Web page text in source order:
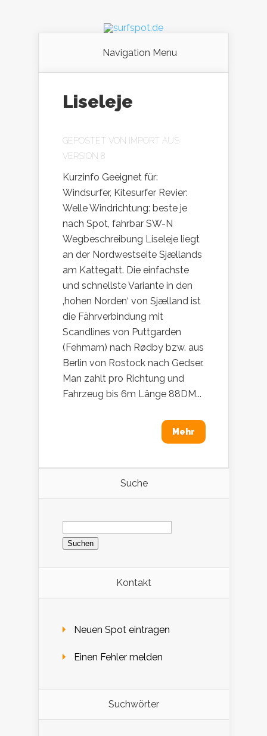
Navigation Menu
Liseleje
GEPOSTET VON
IMPORT AUS
VERSION 8
Kurzinfo Geeignet für:
Windsurfer, Kitesurfer Revier:
Welle Windrichtung: beste je
nach Spot, fahrbar SW-N
Wegbeschreibung Liseleje liegt
an der Nordwestseite Sjællands
am Kattegatt. Die einfachste
und schnellste Variante in den
‚hohen Norden‘ von Sjælland ist
die Fährverbindung mit
Scandlines von Puttgarden
(Fehmarn) nach Rødby bzw. aus
Berlin von Rostock nach Gedser.
Man zahlt pro Richtung und
Fahrzeug bis 6m Länge 88DM...
Mehr
Suche
Suchen
nach:
Kontakt
Neuen Spot eintragen
Einen Fehler melden
Suchwörter